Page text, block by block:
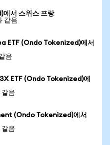
서 스위스 프랑
같음
ETF (Ondo Tokenized)에서
음
ETF (Ondo Tokenized)에
같음
(Ondo Tokenized)에서
음